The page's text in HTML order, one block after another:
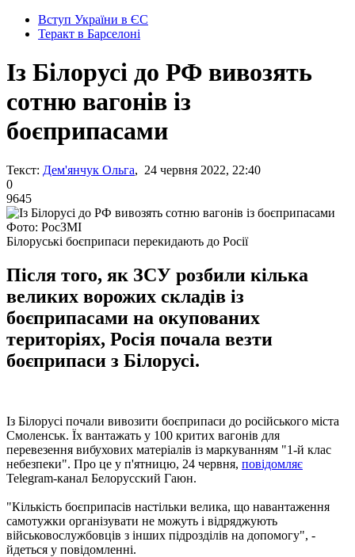
Вступ України в ЄС
Теракт в Барселоні
Із Білорусі до РФ вивозять
сотню вагонів із
боєприпасами
Текст: Дем'янчук Ольга, 24 червня 2022, 22:40
0
9645
Фото: РосЗМІ
Білоруські боєприпаси перекидають до Росії
Після того, як ЗСУ розбили кілька
великих ворожих складів із
боєприпасами на окупованих
територіях, Росія почала везти
боєприпаси з Білорусі.
Із Білорусі почали вивозити боєприпаси до російського міста
Смоленськ. Їх вантажать у 100 критих вагонів для
перевезення вибухових матеріалів із маркуванням "1-й клас
небезпеки". Про це у п'ятницю, 24 червня, повідомляє
Telegram-канал Белорусский Гаюн.
"Кількість боєприпасів настільки велика, що навантаження
самотужки організувати не можуть і відряджують
військовослужбовців з інших підрозділів на допомогу", -
йдеться у повідомленні.